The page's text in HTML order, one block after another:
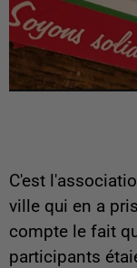
C'est
ville qui en a
compte le fait
participants